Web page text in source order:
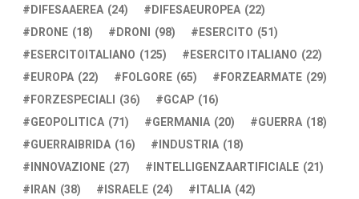
DIFESAAEREA (24) DIFESAEUROPEA (22)
DRONE (18) DRONI (98) ESERCITO (51)
ESERCITOITALIANO (125) ESERCITO ITALIANO (22)
EUROPA (22) FOLGORE (65) FORZEARMATE (29)
FORZESPECIALI (36) GCAP (16)
GEOPOLITICA (71) GERMANIA (20) GUERRA (18)
GUERRAIBRIDA (16) INDUSTRIA (18)
INNOVAZIONE (27) INTELLIGENZAARTIFICIALE (21)
IRAN (38) ISRAELE (24) ITALIA (42)